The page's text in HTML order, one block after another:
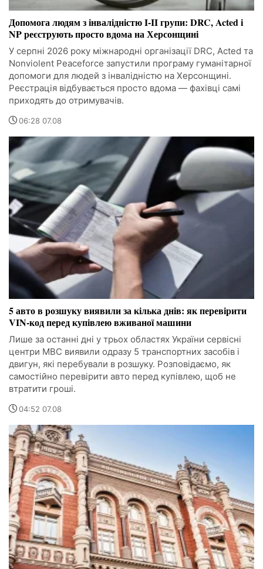
Допомога людям з інвалідністю I-II групи: DRC, Acted і
NP реєструють просто вдома на Херсонщині
У серпні 2026 року міжнародні організації DRC, Acted та
Nonviolent Peaceforce запустили програму гуманітарної
допомоги для людей з інвалідністю на Херсонщині.
Реєстрація відбувається просто вдома — фахівці самі
приходять до отримувачів.
06:28 07.08
5 авто в розшуку виявили за кілька днів: як перевірити
VIN-код перед купівлею вживаної машини
Лише за останні дні у трьох областях України сервісні
центри МВС виявили одразу 5 транспортних засобів і
двигун, які перебували в розшуку. Розповідаємо, як
самостійно перевірити авто перед купівлею, щоб не
втратити гроші.
04:52 07.08